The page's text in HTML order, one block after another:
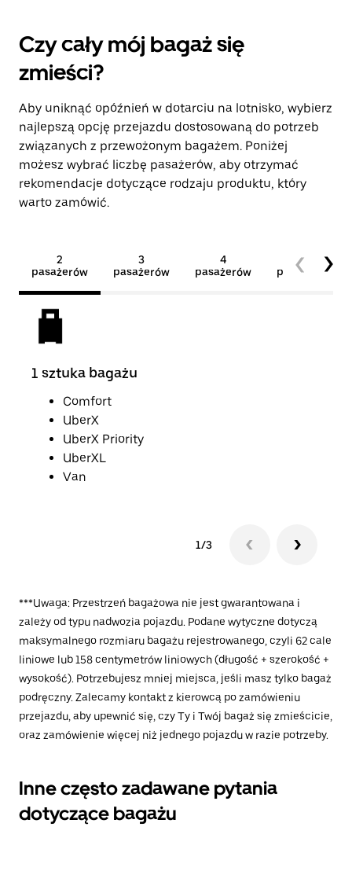
Czy cały mój bagaż się
zmieści?
Aby uniknąć opóźnień w dotarciu na lotnisko, wybierz
najlepszą opcję przejazdu dostosowaną do potrzeb
związanych z przewożonym bagażem. Poniżej
możesz wybrać liczbę pasażerów, aby otrzymać
rekomendacje dotyczące rodzaju produktu, który
warto zamówić.
2
pasażerów
3
pasażerów
4
pasażerów
5+
pasażerów
1 sztuka bagażu
Comfort
UberX
UberX Priority
UberXL
Van
1/3
***Uwaga: Przestrzeń bagażowa nie jest gwarantowana i
zależy od typu nadwozia pojazdu. Podane wytyczne dotyczą
maksymalnego rozmiaru bagażu rejestrowanego, czyli 62 cale
liniowe lub 158 centymetrów liniowych (długość + szerokość +
wysokość). Potrzebujesz mniej miejsca, jeśli masz tylko bagaż
podręczny. Zalecamy kontakt z kierowcą po zamówieniu
przejazdu, aby upewnić się, czy Ty i Twój bagaż się zmieścicie,
oraz zamówienie więcej niż jednego pojazdu w razie potrzeby.
Inne często zadawane pytania
dotyczące bagażu